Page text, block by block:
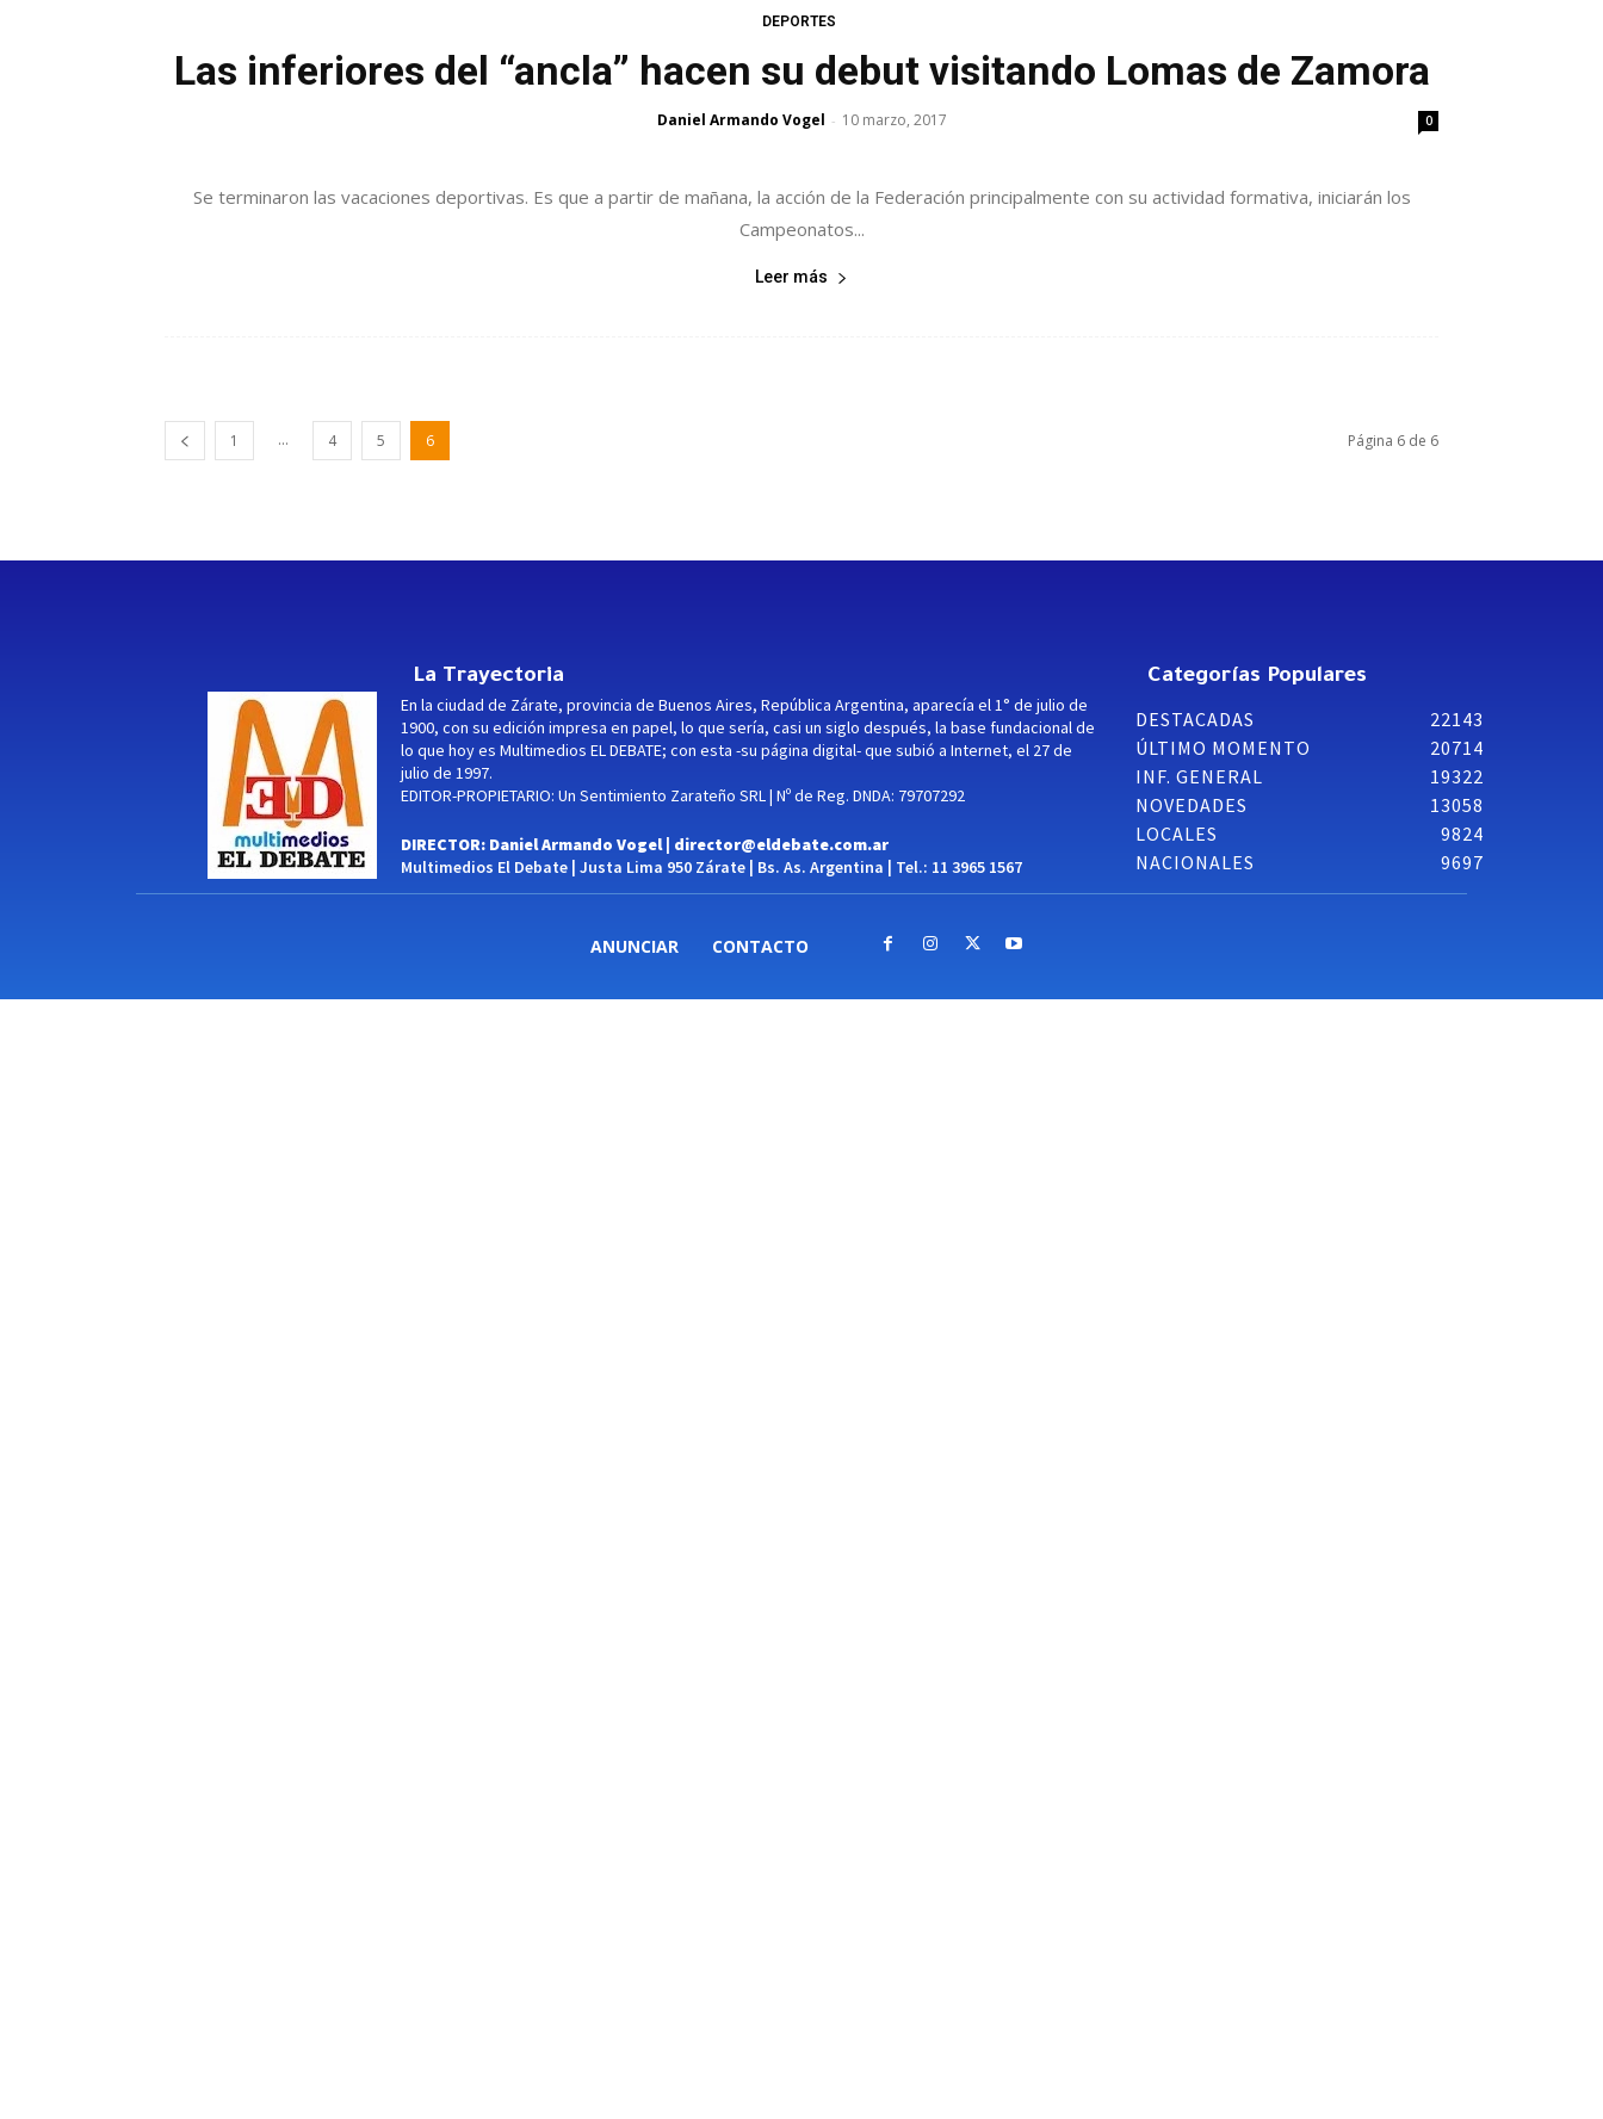
DEPORTES
Las inferiores del “ancla” hacen su debut visitando Lomas de Zamora
Daniel Armando Vogel - 10 marzo, 2017 0
Se terminaron las vacaciones deportivas. Es que a partir de mañana, la acción de la Federación principalmente con su actividad formativa, iniciarán los
Campeonatos...
Leer más
1 ... 4 5 6 Página 6 de 6
La Trayectoria
En la ciudad de Zárate, provincia de Buenos Aires, República Argentina, aparecía el 1° de julio de
1900, con su edición impresa en papel, lo que sería, casi un siglo después, la base fundacional de
lo que hoy es Multimedios EL DEBATE; con esta -su página digital- que subió a Internet, el 27 de
julio de 1997.
EDITOR-PROPIETARIO: Un Sentimiento Zarateño SRL | Nº de Reg. DNDA: 79707292
DIRECTOR: Daniel Armando Vogel | director@eldebate.com.ar
Multimedios El Debate | Justa Lima 950 Zárate | Bs. As. Argentina | Tel.: 11 3965 1567
Categorías Populares
DESTACADAS
22143
ÚLTIMO MOMENTO
20714
INF. GENERAL
19322
NOVEDADES
13058
LOCALES
9824
NACIONALES
9697
ANUNCIAR CONTACTO